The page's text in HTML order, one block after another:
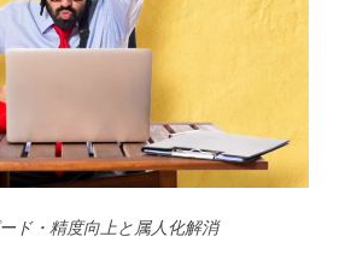
ド・精度向上と属人化解消